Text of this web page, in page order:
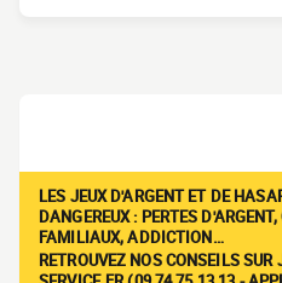
LES JEUX D'ARGENT ET DE
DANGEREUX : PERTES
FAMILIAUX, ADDICTION…
RETROUVEZ NOS CONSEILS SUR